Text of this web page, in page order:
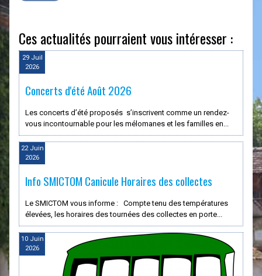
Ces actualités pourraient vous intéresser :
29 Juil
2026
Concerts d'été Août 2026
Les concerts d’été proposés s’inscrivent comme un rendez-
vous incontournable pour les mélomanes et les familles en...
22 Juin
2026
Info SMICTOM Canicule Horaires des collectes
Le SMICTOM vous informe : Compte tenu des températures
élevées, les horaires des tournées des collectes en porte...
10 Juin
2026